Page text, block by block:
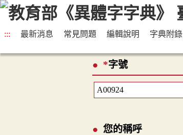
::: 最新消息 常見問題 編輯說明 字典附錄
*字號
您的稱呼